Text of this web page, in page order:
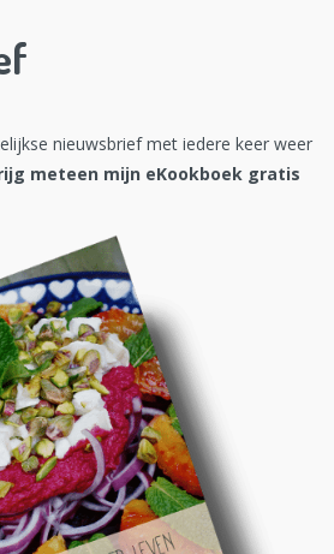
nieuwsbrief met iedere keer weer
meteen mijn eKookboek gratis